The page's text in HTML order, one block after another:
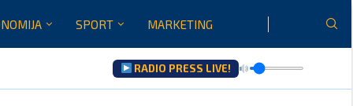
SPORT MARKETING
RADIO PRESS LIVE!